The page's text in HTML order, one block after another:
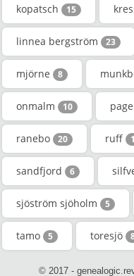
kopatsch 15
linnea bergström 23
mjörne 8
onmalm 10
ranebo 20 ruff
sandfjord 6
sjöström sjöholm 5
tamo 5 toresjö
© 2017 -